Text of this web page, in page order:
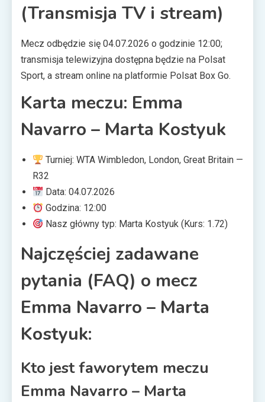
(Transmisja TV i stream)
Mecz odbędzie się 04.07.2026 o godzinie 12:00;
transmisja telewizyjna dostępna będzie na Polsat
Sport, a stream online na platformie Polsat Box Go.
Karta meczu: Emma
Navarro – Marta Kostyuk
Turniej: WTA Wimbledon, London, Great Britain —
R32
Data: 04.07.2026
Godzina: 12:00
Nasz główny typ: Marta Kostyuk (Kurs: 1.72)
Najczęściej zadawane
pytania (FAQ) o mecz
Emma Navarro – Marta
Kostyuk:
Kto jest faworytem meczu
Emma Navarro – Marta